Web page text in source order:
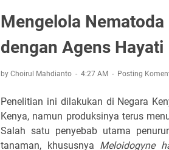
Mengelola
dengan Agens Hayati
by Choirul Mahdianto 4:27 AM Posting
Penelitian ini dilakukan di Negara
Kenya, namun produksinya terus
Salah satu penyebab utama
tanaman, khususnya Meloidogyne